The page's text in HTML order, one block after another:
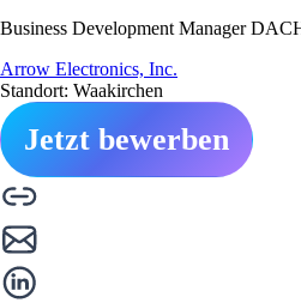
Business Development Manager
Arrow Electronics, Inc.
Standort: Waakirchen
Jetzt bewerben